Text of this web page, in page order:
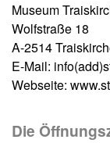
Museum
Wolfstraße 18
A-2514
E-Mail:
Webseite:
Die